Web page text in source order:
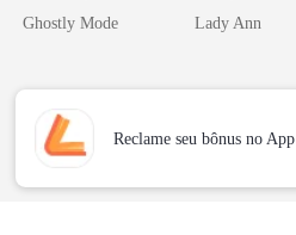
Quebrada do
Ghostly Mode
Morte, Ele
Ela
Lady Ann
Reclame seu bônus no App